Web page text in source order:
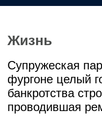
Жизнь
Супружеская
фургоне целый
банкротства
проводившая